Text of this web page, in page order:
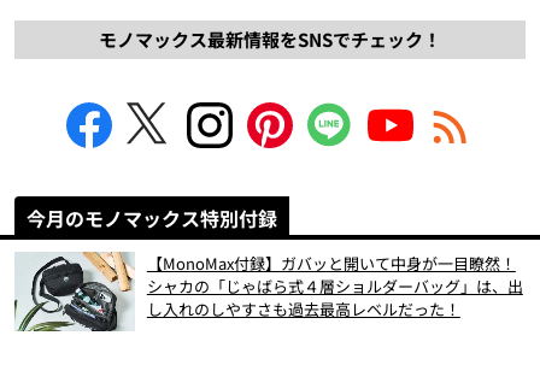
モノマックス最新情報をSNSでチェック！
今月のモノマックス特別付録
【MonoMax付録】ガバッと開いて中身が一目瞭然！
シャカの「じゃばら式４層ショルダーバッグ」は、出
し入れのしやすさも過去最高レベルだった！